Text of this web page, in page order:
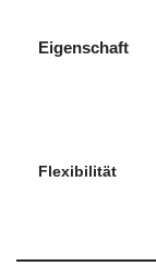
Eigenschaft
Flexibilität